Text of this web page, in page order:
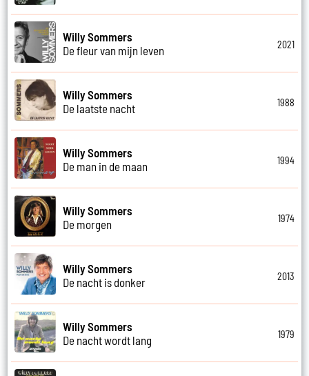
Willy Sommers
De fleur van mijn leven
2021
Willy Sommers
De laatste nacht
1988
Willy Sommers
De man in de maan
1994
Willy Sommers
De morgen
1974
Willy Sommers
De nacht is donker
2013
Willy Sommers
De nacht wordt lang
1979